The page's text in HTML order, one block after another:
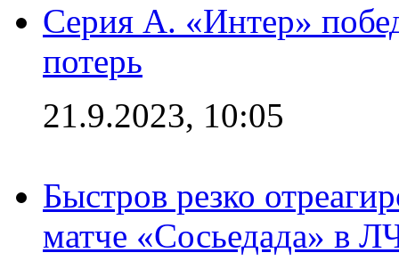
Серия А. «Интер»
потерь
21.9.2023, 10:05
Быстров резко
матче «Сосьедада» в